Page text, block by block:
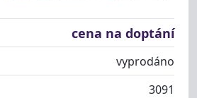
cena na doptání
vyprodáno
3091